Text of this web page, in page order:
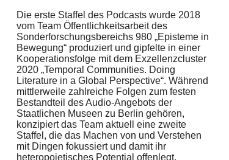
Die erste Staffel des Podcasts wurde 2018
vom Team Öffentlichkeitsarbeit des
Sonderforschungsbereichs 980 „Episteme in
Bewegung“ produziert und gipfelte in einer
Kooperationsfolge mit dem Exzellenzcluster
2020 „Temporal Communities. Doing
Literature in a Global Perspective“. Während
mittlerweile zahlreiche Folgen zum festen
Bestandteil des Audio-Angebots der
Staatlichen Museen zu Berlin gehören,
konzipiert das Team aktuell eine zweite
Staffel, die das Machen von und Verstehen
mit Dingen fokussiert und damit ihr
heteropoietisches Potential offenlegt.